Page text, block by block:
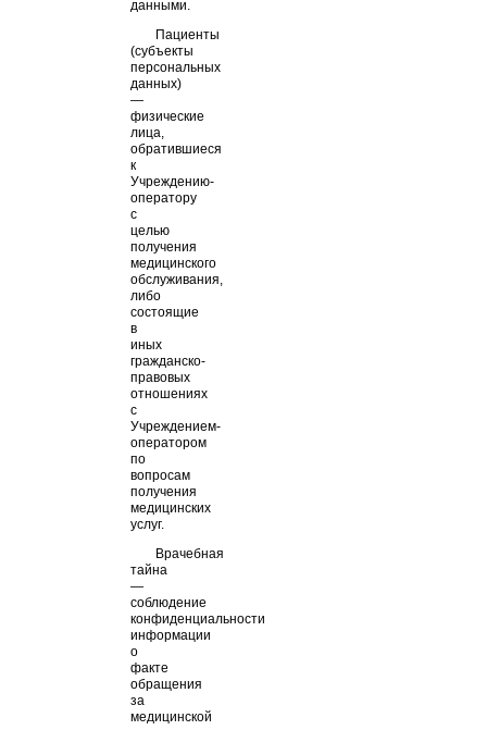
данными.
Пациенты
(субъекты
персональных
данных)
—
физические
лица,
обратившиеся
к
Учреждению-
оператору
с
целью
получения
медицинского
обслуживания,
либо
состоящие
в
иных
гражданско-
правовых
отношениях
с
Учреждением-
оператором
по
вопросам
получения
медицинских
услуг.
Врачебная
тайна
—
соблюдение
конфиденциальности
информации
о
факте
обращения
за
медицинской